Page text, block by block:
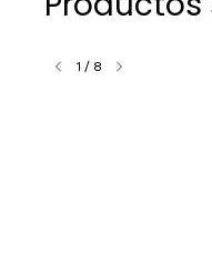
1 / 8